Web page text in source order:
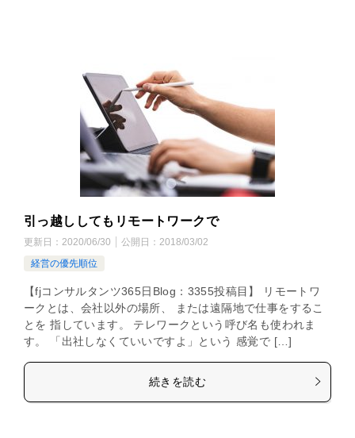
引っ越ししてもリモートワークで
更新日： 2020/06/30 公開日： 2018/03/02
経営の優先順位
【fjコンサルタンツ365日Blog：3355投稿目】 リモートワ
ークとは、会社以外の場所、 または遠隔地で仕事をするこ
とを 指しています。 テレワークという呼び名も使われま
す。 「出社しなくていいですよ」という 感覚で […]
続きを読む